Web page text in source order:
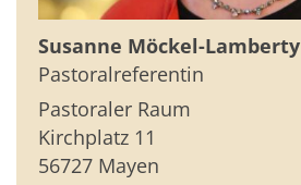
Susanne Möckel-Lamberty
Pastoralreferentin
Pastoraler Raum
Kirchplatz 11
56727 Mayen